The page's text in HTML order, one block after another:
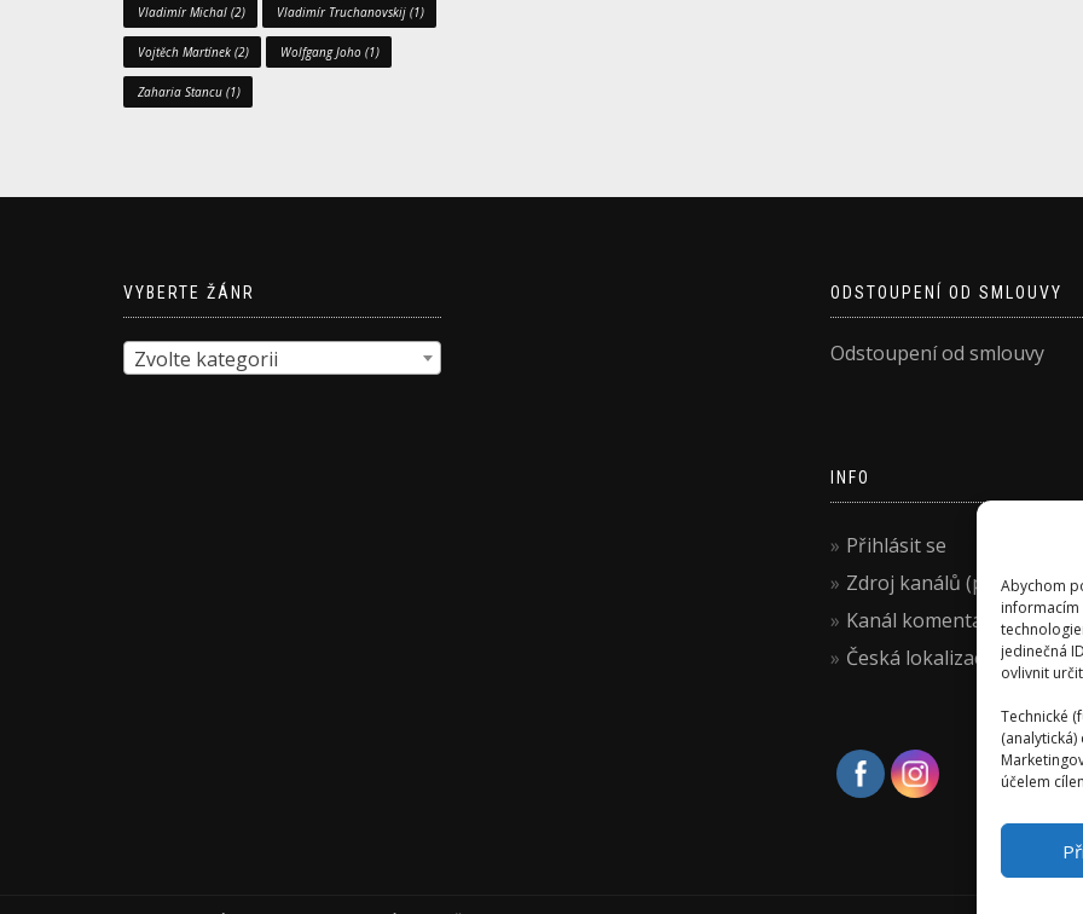
Abychom
informacím
jedinečná
ovlivnit
Technické
účelem
Vladimír Michal (2) Vladimír Truchanovskij (1)
Vojtěch Martínek (2) Wolfgang Joho (1)
Zaharia Stancu (1)
VYBERTE ŽÁNR
Zvolte kategorii
ODSTOUPENÍ OD SMLOUVY
Odstoupení od smlouvy
INFO
Přihlásit se
Zdroj kanálů (příspěvky)
Kanál komentářů
Česká lokalizace